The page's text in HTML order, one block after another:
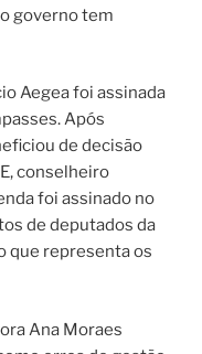
governo tem
Aegea foi assinada
Após
de decisão
conselheiro
foi assinado no
de deputados da
que representa os
Ana Moraes